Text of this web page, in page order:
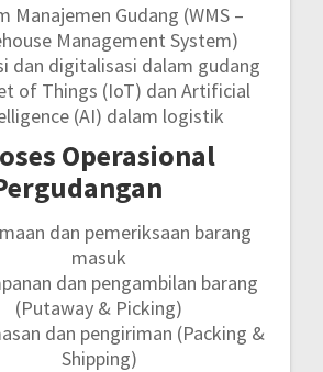
Manajemen Gudang (WMS –
Management System)
dan digitalisasi dalam gudang
of Things (IoT) dan Artificial
(AI) dalam logistik
Operasional
dan pemeriksaan barang
masuk
dan pengambilan barang
(Putaway & Picking)
dan pengiriman (Packing &
Shipping)